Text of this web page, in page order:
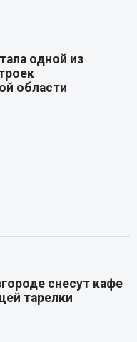
одной из
области
снесут кафе
тарелки